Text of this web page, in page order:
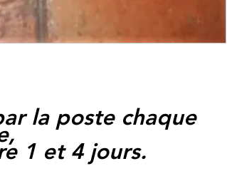
la poste chaque
1 et 4 jours.